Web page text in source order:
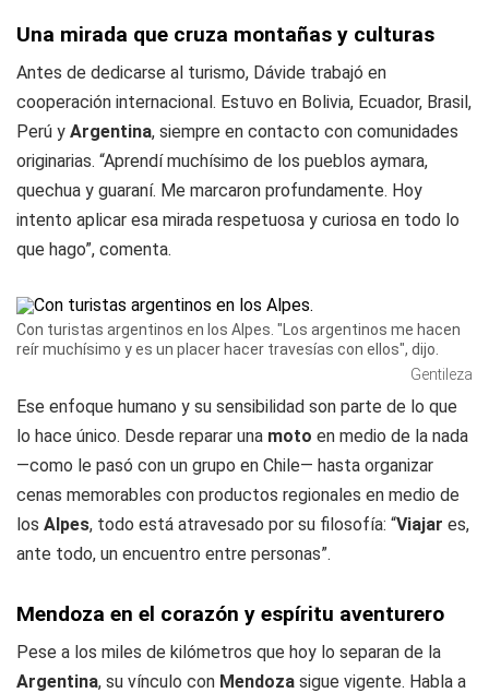
Una mirada que cruza montañas y culturas
Antes de dedicarse al turismo, Dávide trabajó en
cooperación internacional. Estuvo en Bolivia, Ecuador, Brasil,
Perú y Argentina, siempre en contacto con comunidades
originarias. “Aprendí muchísimo de los pueblos aymara,
quechua y guaraní. Me marcaron profundamente. Hoy
intento aplicar esa mirada respetuosa y curiosa en todo lo
que hago”, comenta.
Con turistas argentinos en los Alpes. "Los argentinos me hacen
reír muchísimo y es un placer hacer travesías con ellos", dijo.
Gentileza
Ese enfoque humano y su sensibilidad son parte de lo que
lo hace único. Desde reparar una moto en medio de la nada
—como le pasó con un grupo en Chile— hasta organizar
cenas memorables con productos regionales en medio de
los Alpes, todo está atravesado por su filosofía: “Viajar es,
ante todo, un encuentro entre personas”.
Mendoza en el corazón y espíritu aventurero
Pese a los miles de kilómetros que hoy lo separan de la
Argentina, su vínculo con Mendoza sigue vigente. Habla a